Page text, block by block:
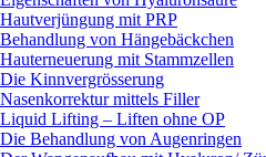
Hautverjüngung mit PRP
Behandlung von Hängebäckchen
Hauterneuerung mit Stammzellen
Die Kinnvergrösserung
Nasenkorrektur mittels Filler
Liquid Lifting – Liften ohne OP
Die Behandlung von Augenringen